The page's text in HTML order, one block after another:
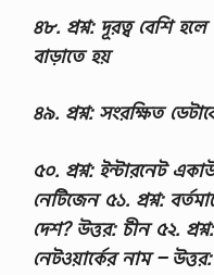
৪৮. প্রশ্ন: দূরত্ব বেশি
বাড়াতে হয়
৪৯. প্রশ্ন: সংরক্ষিত
৫০. প্রশ্ন: ইন্টারনেট
নেটিজেন ৫১. প্রশ্ন:
দেশ? উত্তর: চীন ৫২.
নেটওয়ার্কের নাম –